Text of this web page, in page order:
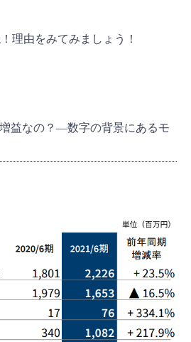
理由をみてみましょう！
益なの？―数字の背景にあるモ